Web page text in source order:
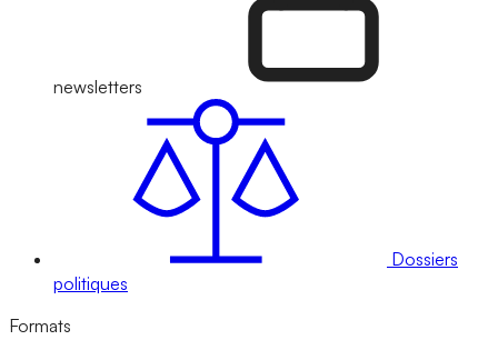
newsletters
Dossiers
politiques
Formats